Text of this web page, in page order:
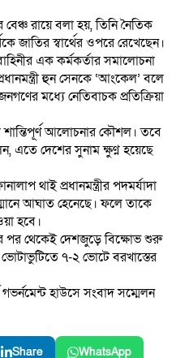
রায়ে বলা হয়, তিনি নৈতিক
জাতির স্বার্থের ওপরে রেখেছেন।
এক কর্মকর্তার সমালোচনা
হুন সেনকে ‘আংকেল’ বলে
মধ্যে নেতিবাচক প্রতিক্রিয়া
শান্তিপূর্ণ আলোচনার কৌশল। তবে
এতে দেশের সুনাম ক্ষুণ্ন হয়েছে
থাই প্রধানমন্ত্রীর পদমর্যাদা
আঘাত হেনেছে। ফলে তাকে
হবে।
পর থেকেই দেশজুড়ে বিক্ষোভ শুরু
৭-২ ভোটে বরখাস্তের
হাউসে সংবাদ সম্মেলন
Share WhatsApp